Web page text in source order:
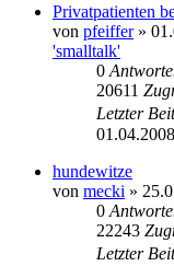
Privatpatienten
von pfeiffer»
'smalltalk'
0
20611
Letzter
hundewitze
von mecki »
0
22243
Letzter